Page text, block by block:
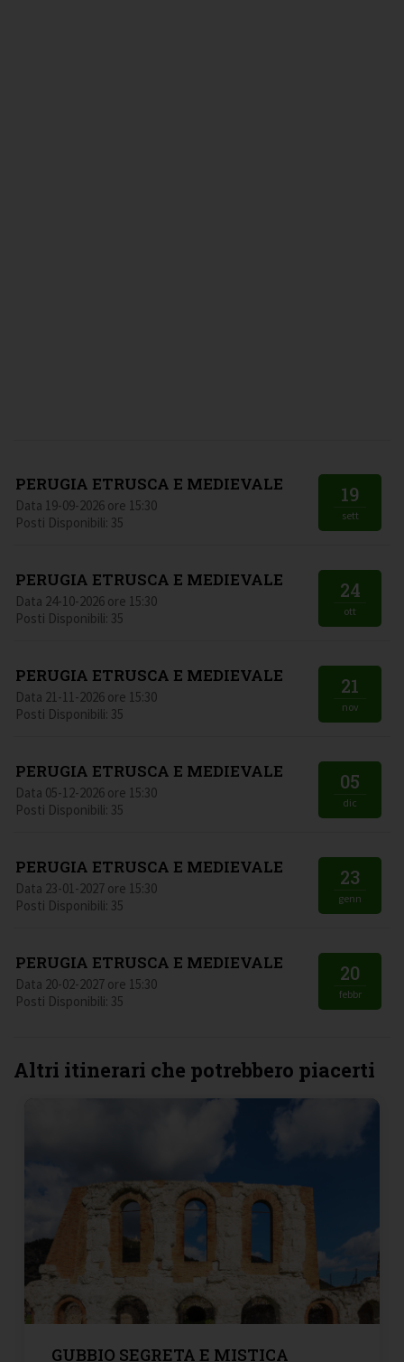
PERUGIA ETRUSCA E MEDIEVALE
Data 19-09-2026 ore 15:30
Posti Disponibili: 35
19
sett
PERUGIA ETRUSCA E MEDIEVALE
Data 24-10-2026 ore 15:30
Posti Disponibili: 35
24
ott
PERUGIA ETRUSCA E MEDIEVALE
Data 21-11-2026 ore 15:30
Posti Disponibili: 35
21
nov
PERUGIA ETRUSCA E MEDIEVALE
Data 05-12-2026 ore 15:30
Posti Disponibili: 35
05
dic
PERUGIA ETRUSCA E MEDIEVALE
Data 23-01-2027 ore 15:30
Posti Disponibili: 35
23
genn
PERUGIA ETRUSCA E MEDIEVALE
Data 20-02-2027 ore 15:30
Posti Disponibili: 35
20
febbr
Altri itinerari che potrebbero piacerti
GUBBIO SEGRETA E MISTICA